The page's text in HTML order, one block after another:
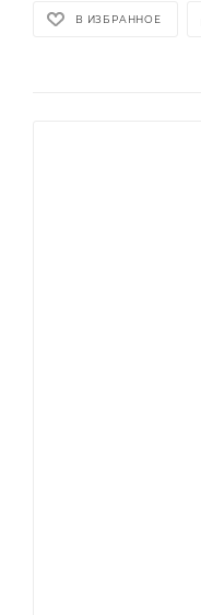
В ИЗБРАННОЕ